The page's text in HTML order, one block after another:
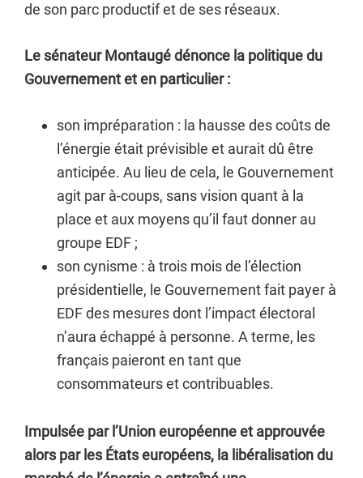
de son parc productif et de ses réseaux.
Le sénateur Montaugé dénonce la politique du
Gouvernement et en particulier :
son impréparation : la hausse des coûts de
l’énergie était prévisible et aurait dû être
anticipée. Au lieu de cela, le Gouvernement
agit par à-coups, sans vision quant à la
place et aux moyens qu’il faut donner au
groupe EDF ;
son cynisme : à trois mois de l’élection
présidentielle, le Gouvernement fait payer à
EDF des mesures dont l’impact électoral
n’aura échappé à personne. A terme, les
français paieront en tant que
consommateurs et contribuables.
Impulsée par l’Union européenne et approuvée
alors par les États européens, la libéralisation du